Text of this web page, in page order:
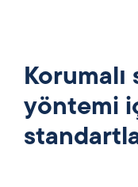
Korumalı
yöntemi